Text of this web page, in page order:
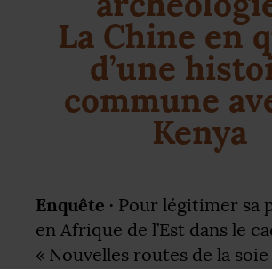
La Chine en
d’une
commune
Kenya
Enquête · Pour légitimer sa
en Afrique de l’Est dans le
« Nouvelles routes de la soie